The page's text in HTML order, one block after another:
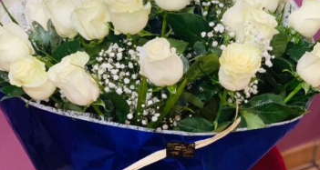
AÑADIR AL CARRITO / VISTA RAPIDA